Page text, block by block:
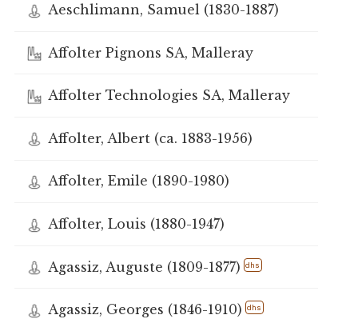
Aeschlimann, Samuel (1830-1887)
Affolter Pignons SA, Malleray
Affolter Technologies SA, Malleray
Affolter, Albert (ca. 1883-1956)
Affolter, Emile (1890-1980)
Affolter, Louis (1880-1947)
Agassiz, Auguste (1809-1877) dhs
Agassiz, Georges (1846-1910) dhs